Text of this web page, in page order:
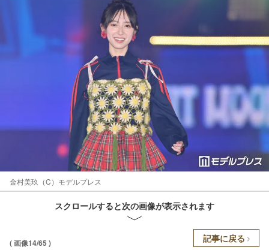
金村美玖（C）モデルプレス
スクロールすると次の画像が表示されます
( 画像14/65 ) 記事に戻る